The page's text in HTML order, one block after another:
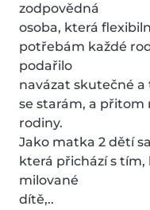
zodpovědná
osoba, která
potřebám každé
podařilo
navázat skutečné
se starám, a
rodiny.
Jako matka 2 dětí
která přichází s tím,
milované
dítě,..